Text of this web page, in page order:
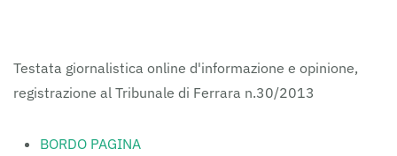
Testata giornalistica online d'informazione e opinione,
registrazione al Tribunale di Ferrara n.30/2013
BORDO PAGINA